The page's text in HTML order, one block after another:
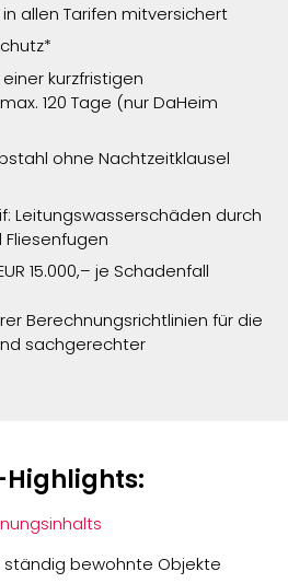
allen Tarifen mitversichert
kurzfristigen
120 Tage (nur DaHeim
ohne Nachtzeitklausel
Leitungswasserschäden durch
15.000,– je Schadenfall
Berechnungsrichtlinien für die
sachgerechter
bewohnte Objekte